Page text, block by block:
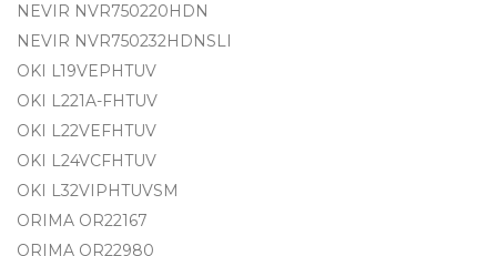
NEVIR NVR750220HDN
NEVIR NVR750232HDNSLI
OKI L19VEPHTUV
OKI L221A-FHTUV
OKI L22VEFHTUV
OKI L24VCFHTUV
OKI L32VIPHTUVSM
ORIMA OR22167
ORIMA OR22980